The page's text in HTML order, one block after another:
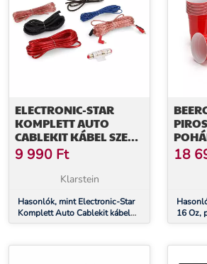
ELECTRONIC-STAR
KOMPLETT AUTO
CABLEKIT KÁBEL SZETT,
ARANYOZOTT, 60 A,
AGU
9 990 Ft
Klarstein
Hasonlók, mint Electronic-Star
Komplett Auto Cablekit kábel
szett, aranyozott, 60 A, AGU
SZÍN,
18
16 Oz,